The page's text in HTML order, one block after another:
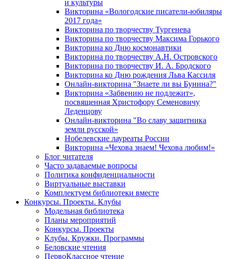
и культуры
Викторина «Вологодские писатели-юбиляры
2017 года»
Викторина по творчеству Тургенева
Викторина по творчеству Максима Горького
Викторина ко Дню космонавтики
Викторина по творчеству А.Н. Островского
Викторина по творчеству И. А. Бродского
Викторина ко Дню рождения Льва Кассиля
Онлайн-викторина "Знаете ли вы Бунина?"
Викторина «Забвению не подлежит»,
посвященная Христофору Семеновичу
Леденцову
Онлайн-викторина "Во славу защитника
земли русской»
Нобелевские лауреаты России
Викторина «Чехова знаем! Чехова любим!»
Блог читателя
Часто задаваемые вопросы
Политика конфиденциальности
Виртуальные выставки
Комплектуем библиотеки вместе
Конкурсы. Проекты. Клубы
Модельная библиотека
Планы мероприятий
Конкурсы. Проекты
Клубы. Кружки. Программы
Беловские чтения
ПервоКлассное чтение